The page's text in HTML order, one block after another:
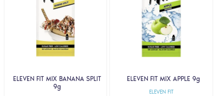
ELEVEN FIT MIX BANANA SPLIT
9g
ELEVEN FIT
ELEVEN FIT MIX APPLE 9g